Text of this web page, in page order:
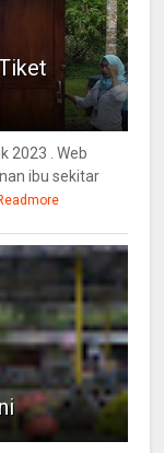
2023 . Web
ibu sekitar